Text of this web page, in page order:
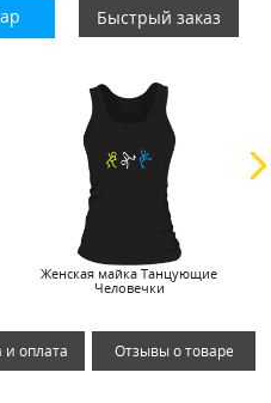
Быстрый заказ
Женская майка Танцующие
Человечки
и оплата Отзывы о товаре